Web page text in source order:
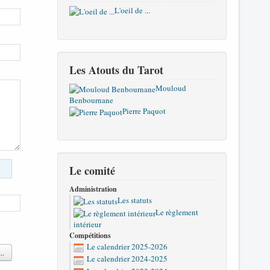
L'oeil de ...
Les Atouts du Tarot
Mouloud
Benbournane
Pierre Paquot
Le comité
Administration
Les statuts
Le règlement
intérieur
Compétitions
Le calendrier 2025-2026
Le calendrier 2024-2025